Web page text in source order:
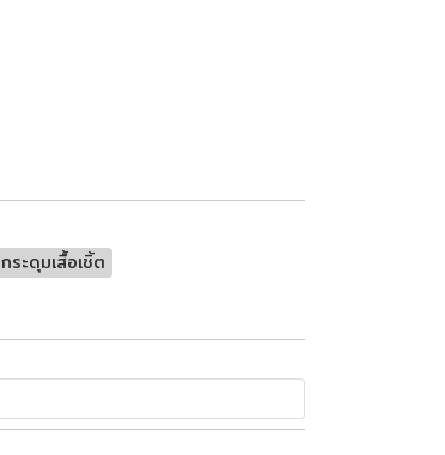
กระดุมเสื้อเชิ้ต